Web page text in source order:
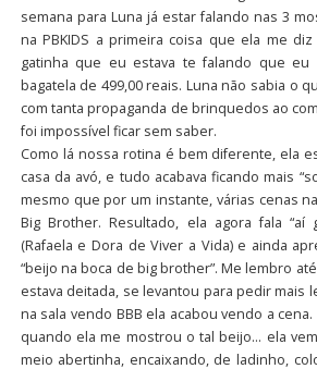
semana para Luna já estar falando nas 3
na PBKIDS a primeira coisa que ela me
gatinha que eu estava te falando que eu
bagatela de 499,00 reais. Luna não sabia o
com tanta propaganda de brinquedos ao
foi impossível ficar sem saber.
Como lá nossa rotina é bem diferente, ela
casa da avó, e tudo acabava ficando mais
mesmo que por um instante, várias cenas
Big Brother. Resultado, ela agora fala “aí
(Rafaela e Dora de Viver a Vida) e ainda
“beijo na boca de big brother”. Me lembro
estava deitada, se levantou para pedir mais
na sala vendo BBB ela acabou vendo a
quando ela me mostrou o tal beijo… ela
meio abertinha, encaixando, de ladinho,